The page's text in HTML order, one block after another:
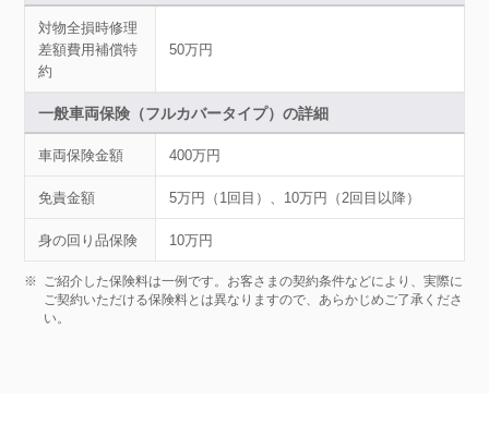
対物全損時修理
差額費用補償特
約
50万円
一般車両保険（フルカバータイプ）の詳細
車両保険金額 400万円
免責金額 5万円（1回目）、10万円（2回目以降）
身の回り品保険 10万円
※ ご紹介した保険料は一例です。お客さまの契約条件などにより、実際に
ご契約いただける保険料とは異なりますので、あらかじめご了承くださ
い。